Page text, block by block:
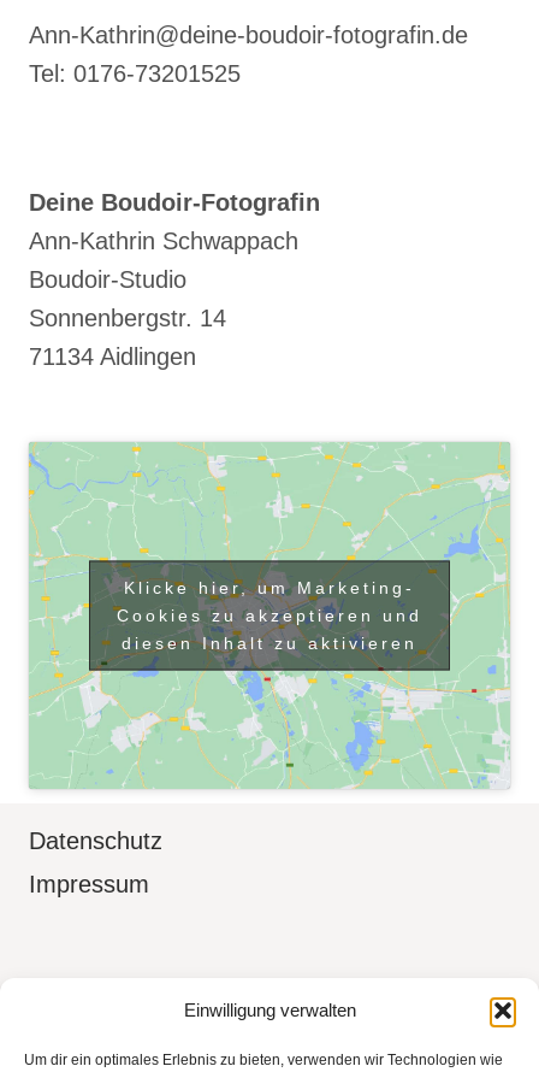
Einwilligung verwalten
Um dir ein optimales Erlebnis zu bieten, verwenden wir Technologien wie
Ann-Kathrin@deine-boudoir-fotografin.de
Tel: 0176-73201525
Deine Boudoir-Fotografin
Ann-Kathrin Schwappach
Boudoir-Studio
Sonnenbergstr. 14
71134 Aidlingen
Klicke hier, um Marketing-
Cookies zu akzeptieren und
diesen Inhalt zu aktivieren
Datenschutz
Impressum
Boudoir Fotografin in Aidlingen Kreis